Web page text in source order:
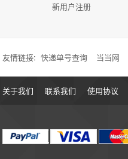
新用户注册
友情链接: 快递单号查询 当当网
关于我们 联系我们 使用协议